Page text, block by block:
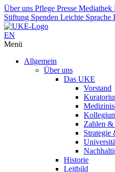
Über uns Pflege Presse Mediathek
Stiftung Spenden Leichte Sprache
EN
Menü
Allgemein
Über uns
Das UKE
Vorstand
Zahlen &
Strategie
Historie
Leitbild